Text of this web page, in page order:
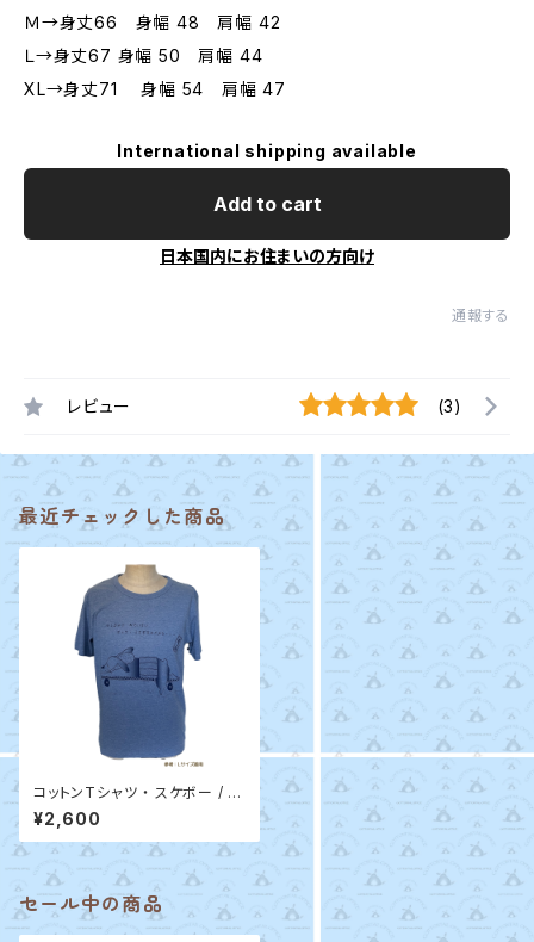
Ｍ→身丈66 身幅 48 肩幅 42
Ｌ→身丈67 身幅 50 肩幅 44
XL→身丈71 身幅 54 肩幅 47
International shipping available
Add to cart
日本国内にお住まいの方向け
通報する
レビュー (3)
最近チェックした商品
コットンTシャツ ・ スケボー / C
OTTONTAIL
¥2,600
セール中の商品